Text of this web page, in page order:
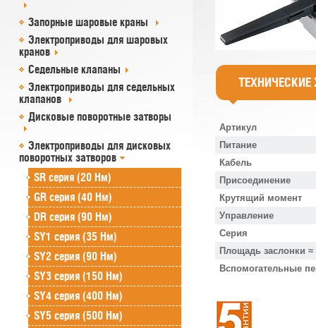
Запорные шаровые краны
Электроприводы для шаровых
кранов
Седельные клапаны
Электроприводы для седельных
клапанов
Дисковые поворотные затворы
Электроприводы для дисковых
поворотных затворов
SR cерия (20 Нм)
GR cерия (40 Нм)
DR серия (90 Нм)
SY1 серия (35 Нм)
SY2 серия (90 Нм)
SY3 серия (150 Нм)
SY4 серия (400 Нм)
SY5 серия (500 Нм)
Артикул
Питание
Кабель
Присоединение
Крутящий момент
Управление
Серия
Площадь заслонки ≈
Вспомогательные